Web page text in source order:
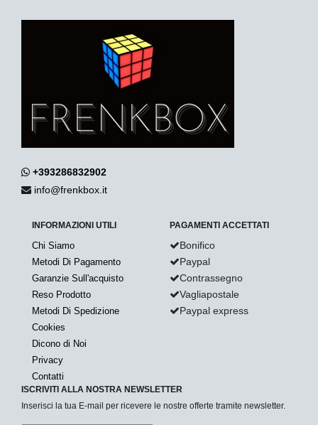
+393286832902
info@frenkbox.it
INFORMAZIONI UTILI
Chi Siamo
Metodi Di Pagamento
Garanzie Sull'acquisto
Reso Prodotto
Metodi Di Spedizione
Cookies
Dicono di Noi
Privacy
Contatti
PAGAMENTI ACCETTATI
Bonifico
Paypal
Contrassegno
Vagliapostale
Paypal express
ISCRIVITI ALLA NOSTRA NEWSLETTER
Inserisci la tua E-mail per ricevere le nostre offerte tramite newsletter.